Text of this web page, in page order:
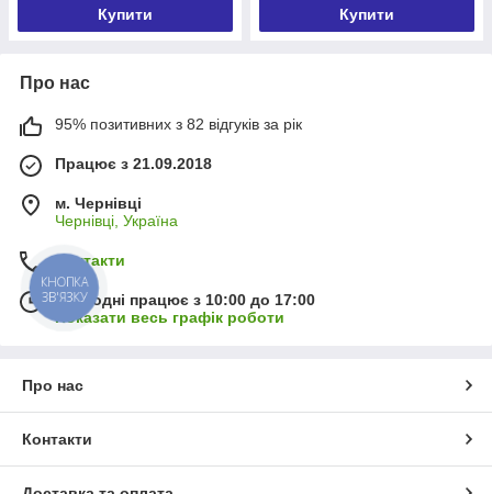
Купити Купити
Про нас
95% позитивних з 82 відгуків за рік
Працює з 21.09.2018
м. Чернівці
Чернівці, Україна
Контакти
Сьогодні працює з 10:00 до 17:00
Показати весь графік роботи
Про нас
Контакти
КНОПКА
ЗВ'ЯЗКУ